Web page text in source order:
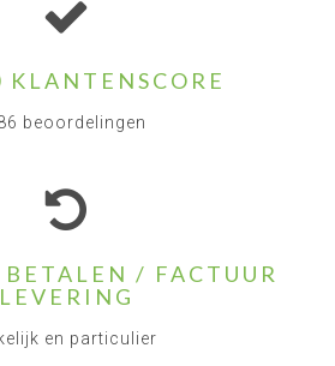
beoordelingen
/ FACTUUR
LEVERING
en particulier